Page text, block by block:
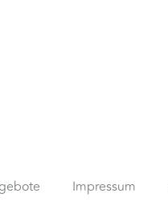
Impressum